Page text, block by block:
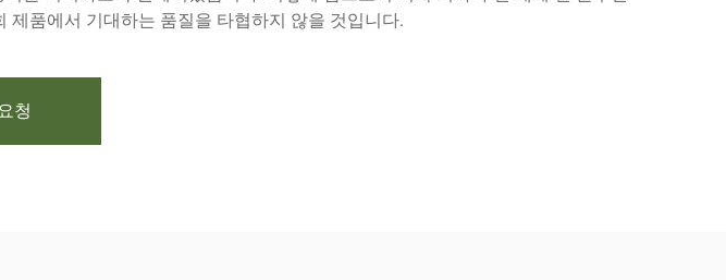
제품에서 기대하는 품질을 타협하지 않을 것입니다.
청